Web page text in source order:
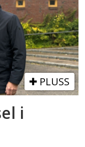
PLUSS
i